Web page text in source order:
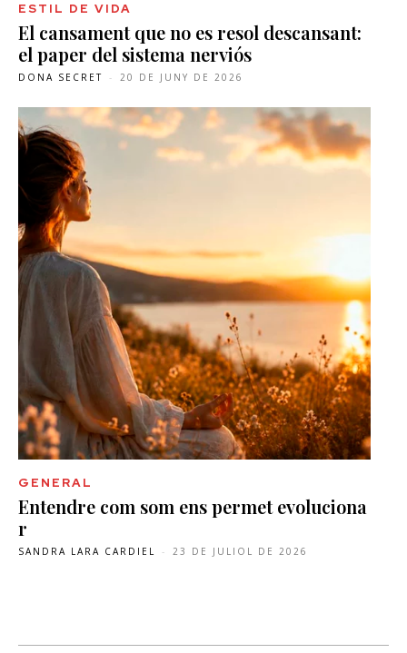
ESTIL DE VIDA
El cansament que no es resol descansant:
el paper del sistema nerviós
DONA SECRET - 20 DE JUNY DE 2026
GENERAL
Entendre com som ens permet evoluciona
r
SANDRA LARA CARDIEL - 23 DE JULIOL DE 2026